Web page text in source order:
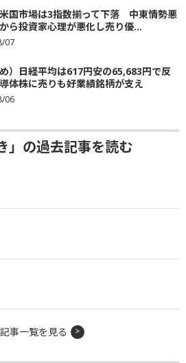
米国市場は3指数揃って下落 中東情勢悪
ら投資家心理が悪化し売り優...
07
め）日経平均は617円安の65,683円で反
体株に売りも好業績銘柄が支え
06
」の過去記事を読む
事一覧を見る